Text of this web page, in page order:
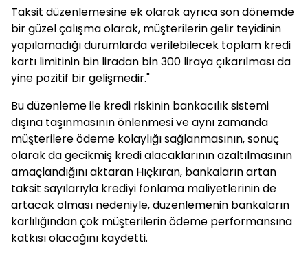
Taksit düzenlemesine ek olarak ayrıca son dönemde
bir güzel çalışma olarak, müşterilerin gelir teyidinin
yapılamadığı durumlarda verilebilecek toplam kredi
kartı limitinin bin liradan bin 300 liraya çıkarılması da
yine pozitif bir gelişmedir."
Bu düzenleme ile kredi riskinin bankacılık sistemi
dışına taşınmasının önlenmesi ve aynı zamanda
müşterilere ödeme kolaylığı sağlanmasının, sonuç
olarak da gecikmiş kredi alacaklarının azaltılmasının
amaçlandığını aktaran Hıçkıran, bankaların artan
taksit sayılarıyla krediyi fonlama maliyetlerinin de
artacak olması nedeniyle, düzenlemenin bankaların
karlılığından çok müşterilerin ödeme performansına
katkısı olacağını kaydetti.